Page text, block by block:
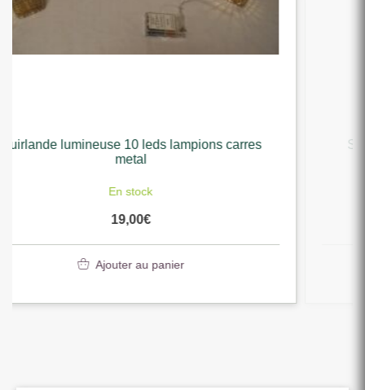
Suspension en verre degrade de bleu